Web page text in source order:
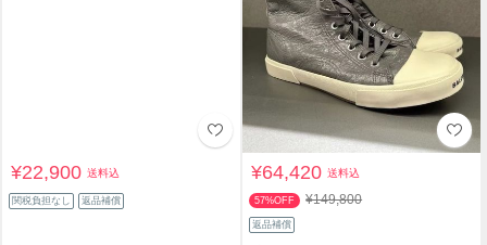
¥22,900送料込
関税負担なし 返品補償
¥64,420送料込
57%OFF ¥149,800
返品補償